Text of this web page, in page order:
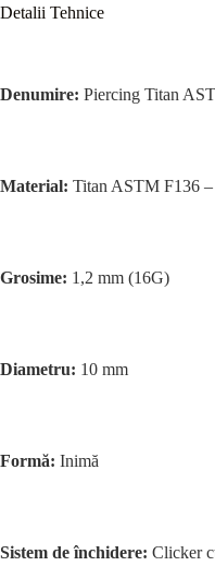
Detalii Tehnice
Denumire: Piercing Titan
Material: Titan ASTM F136 –
Grosime: 1,2 mm (16G)
Diametru: 10 mm
Formă: Inimă
Sistem de închidere: Clicker